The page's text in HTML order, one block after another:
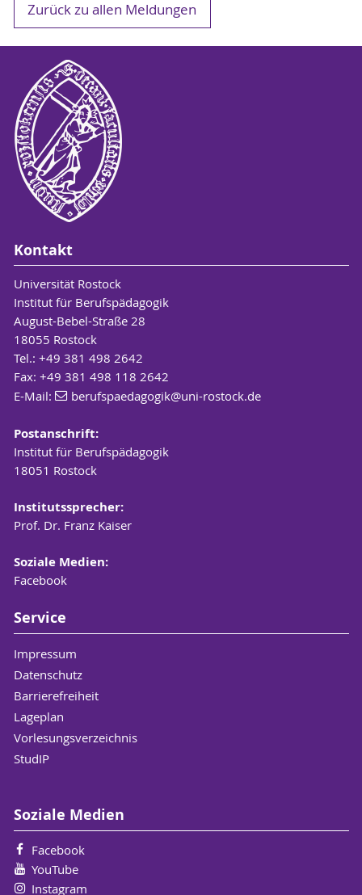
Zurück zu allen Meldungen
Kontakt
Universität Rostock
Institut für Berufspädagogik
August-Bebel-Straße 28
18055 Rostock
Tel.: +49 381 498 2642
Fax: +49 381 498 118 2642
E-Mail:
berufspaedagogik@uni-rostock.de
Postanschrift:
Institut für Berufspädagogik
18051 Rostock
Institutssprecher:
Prof. Dr. Franz Kaiser
Soziale Medien:
Facebook
Service
Impressum
Datenschutz
Barrierefreiheit
Lageplan
Vorlesungsverzeichnis
StudIP
Soziale Medien
Facebook
YouTube
Instagram